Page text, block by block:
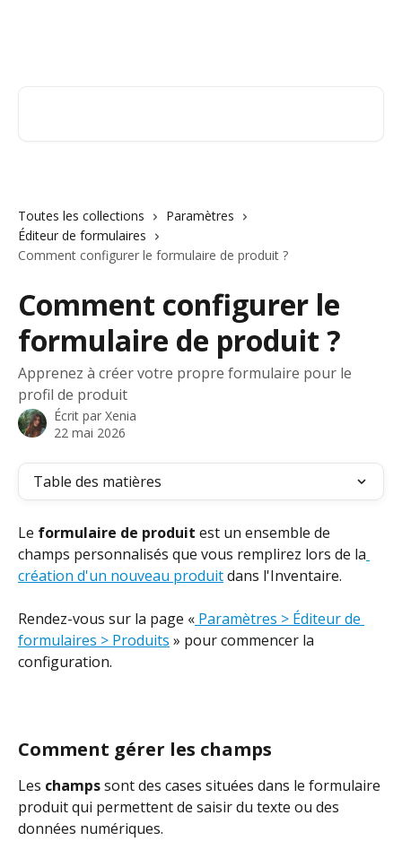
Toutes les collections
Paramètres
Éditeur de formulaires
Comment configurer le formulaire de produit ?
Comment configurer le
formulaire de produit ?
Apprenez à créer votre propre formulaire pour le
profil de produit
Écrit par Xenia
22 mai 2026
Table des matières
Le formulaire de produit est un ensemble de
champs personnalisés que vous remplirez lors de la
création d'un nouveau produit dans l'Inventaire.
Rendez-vous sur la page « Paramètres > Éditeur de
formulaires > Produits » pour commencer la
configuration.
Comment gérer les champs
Les champs sont des cases situées dans le formulaire
produit qui permettent de saisir du texte ou des
données numériques.